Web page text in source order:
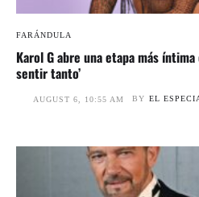
FARÁNDULA
Karol G abre una etapa más
sentir tanto’
AUGUST 6, 10:55 AM BY EL